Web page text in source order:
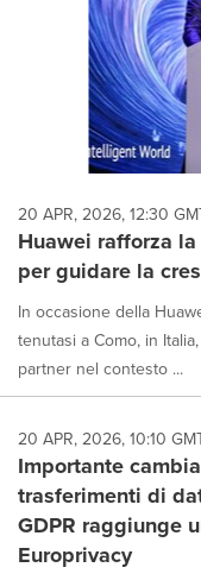
20 APR, 2026, 12:30
Huawei rafforza
per guidare la
In occasione della
tenutasi a Como, in
partner nel contesto ...
20 APR, 2026, 10:10
Importante
trasferimenti di
GDPR raggiunge
Europrivacy